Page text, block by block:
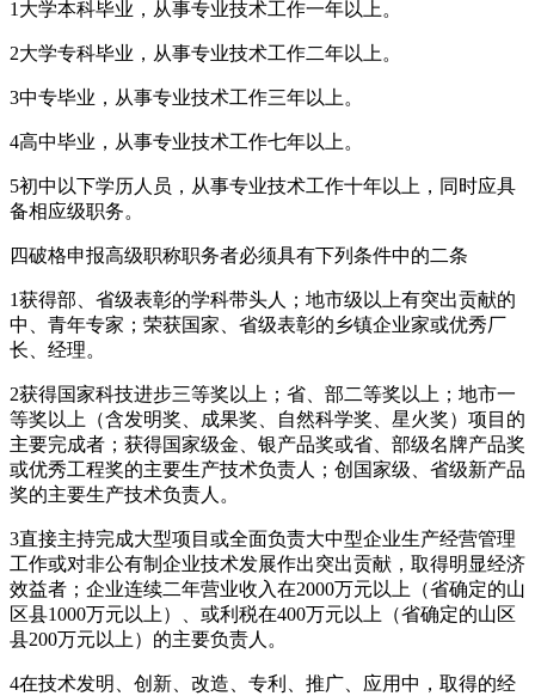
1大学本科毕业，从事专业技术工作一年以上。
2大学专科毕业，从事专业技术工作二年以上。
3中专毕业，从事专业技术工作三年以上。
4高中毕业，从事专业技术工作七年以上。
5初中以下学历人员，从事专业技术工作十年以上，同时应具
备相应级职务。
四破格申报高级职称职务者必须具有下列条件中的二条
1获得部、省级表彰的学科带头人；地市级以上有突出贡献的
中、青年专家；荣获国家、省级表彰的乡镇企业家或优秀厂
长、经理。
2获得国家科技进步三等奖以上；省、部二等奖以上；地市一
等奖以上（含发明奖、成果奖、自然科学奖、星火奖）项目的
主要完成者；获得国家级金、银产品奖或省、部级名牌产品奖
或优秀工程奖的主要生产技术负责人；创国家级、省级新产品
奖的主要生产技术负责人。
3直接主持完成大型项目或全面负责大中型企业生产经营管理
工作或对非公有制企业技术发展作出突出贡献，取得明显经济
效益者；企业连续二年营业收入在2000万元以上（省确定的山
区县1000万元以上）、或利税在400万元以上（省确定的山区
县200万元以上）的主要负责人。
4在技术发明、创新、改造、专利、推广、应用中，取得的经